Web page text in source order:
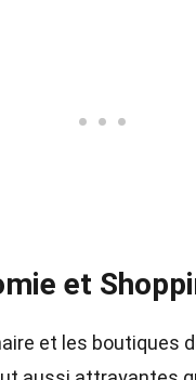
et
et les boutiques